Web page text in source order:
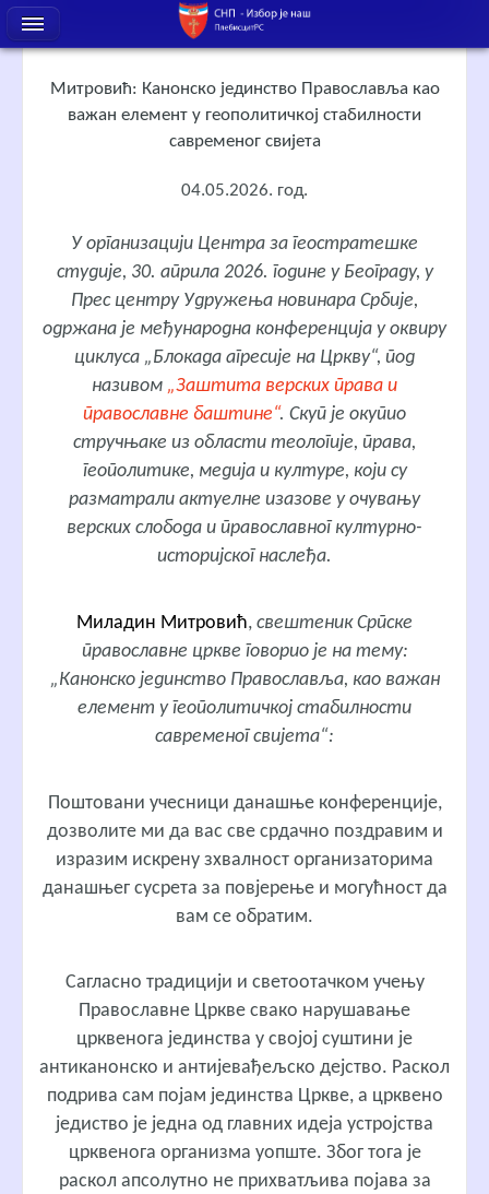
Митровић: Канонско јединство Православља као
важан елемент у геополитичкој стабилности
савременог свијета
04.05.2026. год.
У организацији Центра за геостратешке
студије, 30. априла 2026. године у Београду, у
Прес центру Удружења новинара Србије,
одржана је међународна конференција у оквиру
циклуса „Блокада агресије на Цркву“, под
називом „Заштита верских права и
православне баштине“. Скуп је окупио
стручњаке из области теологије, права,
геополитике, медија и културе, који су
разматрали актуелне изазове у очувању
верских слобода и православног културно-
историјског наслеђа.
Миладин Митровић, свештеник Српске
православне цркве говорио је на тему:
„Канонско јединство Православља, као важан
елемент у геополитичкој стабилности
савременог свијета“:
Поштовани учесници данашње конференције,
дозволите ми да вас све срдачно поздравим и
изразим искрену зхвалност организаторима
данашњег сусрета за повјерење и могућност да
вам се обратим.
Сагласно традицији и светоотачком учењу
Православне Цркве свако нарушавање
црквенога јединства у својој суштини је
антиканонско и антијевађељско дејство. Раскол
подрива сам појам јединства Цркве, а црквено
једиство је једна од главних идеја устројства
црквенога организма уопште. Због тога је
раскол апсолутно не прихватљива појава за